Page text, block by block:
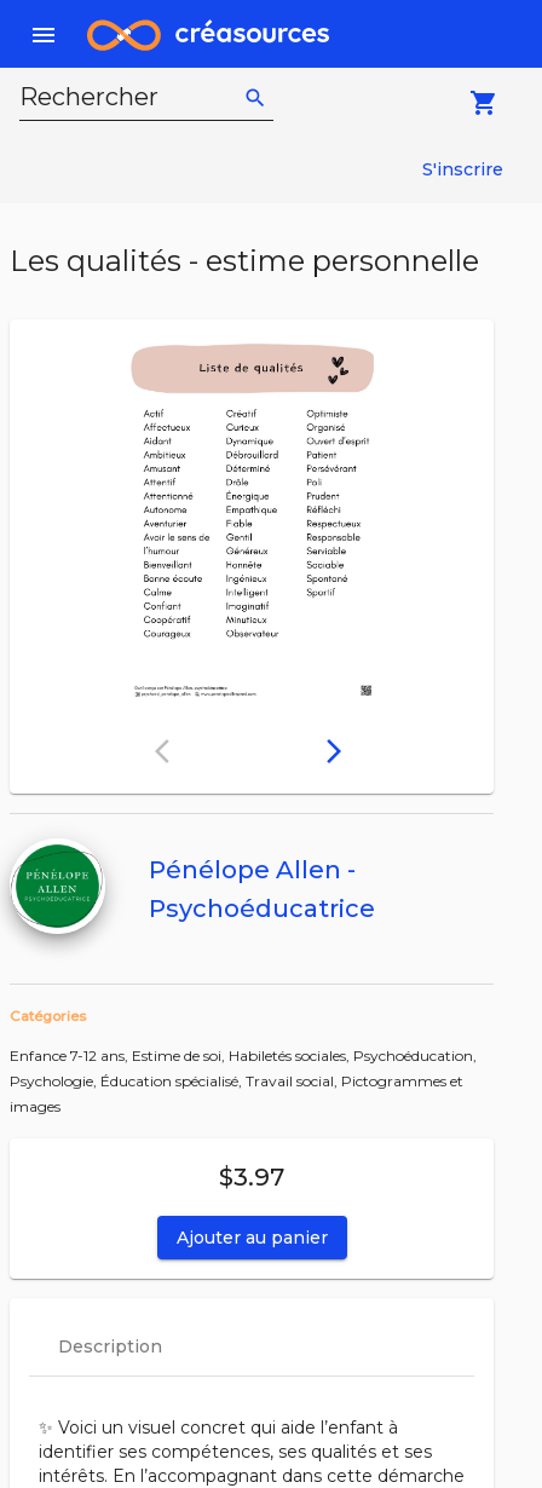
menu
Rechercher search local_grocery_store
S'inscrire
Les qualités - estime personnelle
arrow_back_ios arrow_forward_ios
Catégories
Enfance 7-12 ans, Estime de soi, Habiletés sociales, Psychoéducation,
Psychologie, Éducation spécialisé, Travail social, Pictogrammes et
images
$3.97
Ajouter au panier
Pénélope Allen -
Psychoéducatrice
Description
✨ Voici un visuel concret qui aide l’enfant à
identifier ses compétences, ses qualités et ses
intérêts. En l’accompagnant dans cette démarche